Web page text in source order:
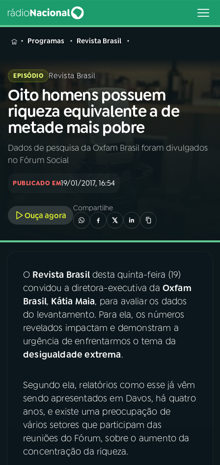
MENU
Buscar
na
Rádio
Nacional
Buscar
AO VIVO
INÍCIO
A RÁDIO
03PROGRAMAÇÃO
04PROGRAMAS
PODCASTS
06VIDEOCASTS
FESTIVAL DE MÚSICA
ACOMPANHE A RÁDIO NACIONAL
Programas Revista Brasil
EPISÓDIO Revista Brasil
Oito homens possuem
riqueza equivalente a de
metade mais pobre
Dados de pesquisa da Oxfam Brasil foram divulgados
no Fórum Social
PUBLICADO EM19/01/2017, 16:54
Ouça agora
Compartilhe
O Revista Brasildesta quinta-feira (19)
convidou a diretora-executiva da Oxfam
Brasil, Kátia Maia, para avaliar os dados
do levantamento. Para ela, os números
revelados impactam e demonstram a
urgência de enfrentarmos o tema da
desigualdade extrema.
Segundo ela, relatórios como esse já vêm
sendo apresentados em Davos, há quatro
anos, e existe uma preocupação de
vários setores que participam das
reuniões do Fórum, sobre o aumento da
concentração da riqueza.